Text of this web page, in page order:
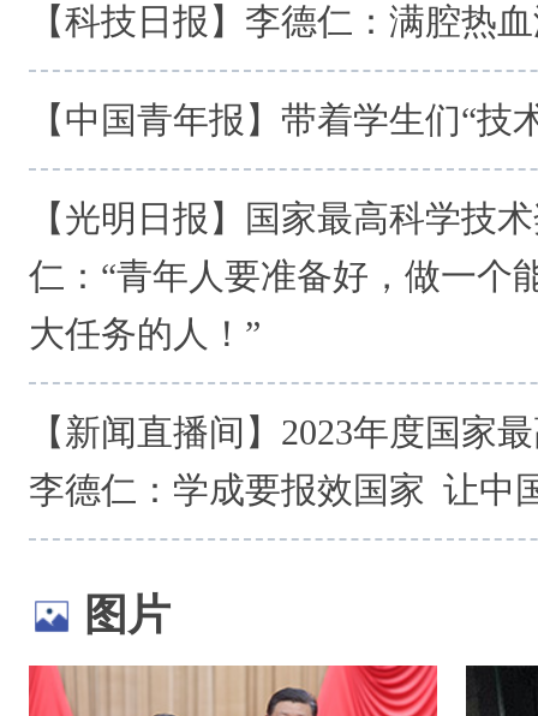
【科技日报】李德仁：满腔热
【中国青年报】带着学生们“技
【光明日报】国家最高科学技
仁：“青年人要准备好，做一个
大任务的人！”
【新闻直播间】2023年度国家
李德仁：学成要报效国家 让中
图片